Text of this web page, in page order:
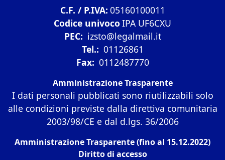
C.F. / P.IVA: 05160100011
Codice univoco IPA UF6CXU
PEC: izsto@legalmail.it
Tel.: 01126861
Fax: 0112487770
Amministrazione Trasparente
I dati personali pubblicati sono riutilizzabili solo
alle condizioni previste dalla direttiva comunitaria
2003/98/CE e dal d.lgs. 36/2006
Amministrazione Trasparente (fino al 15.12.2022)
Diritto di accesso